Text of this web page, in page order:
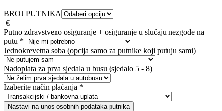
BROJ PUTNIKA
€
Putno zdravstveno osiguranje + osiguranje u slučaju nezgode na
putu *
Jednokrevetna soba (opcija samo za putnike koji putuju sami)
Nadoplata za prva sjedala u busu (sjedalo 5 - 8)
Izaberite način plaćanja *
Nastavi na unos osobnih podataka putnika